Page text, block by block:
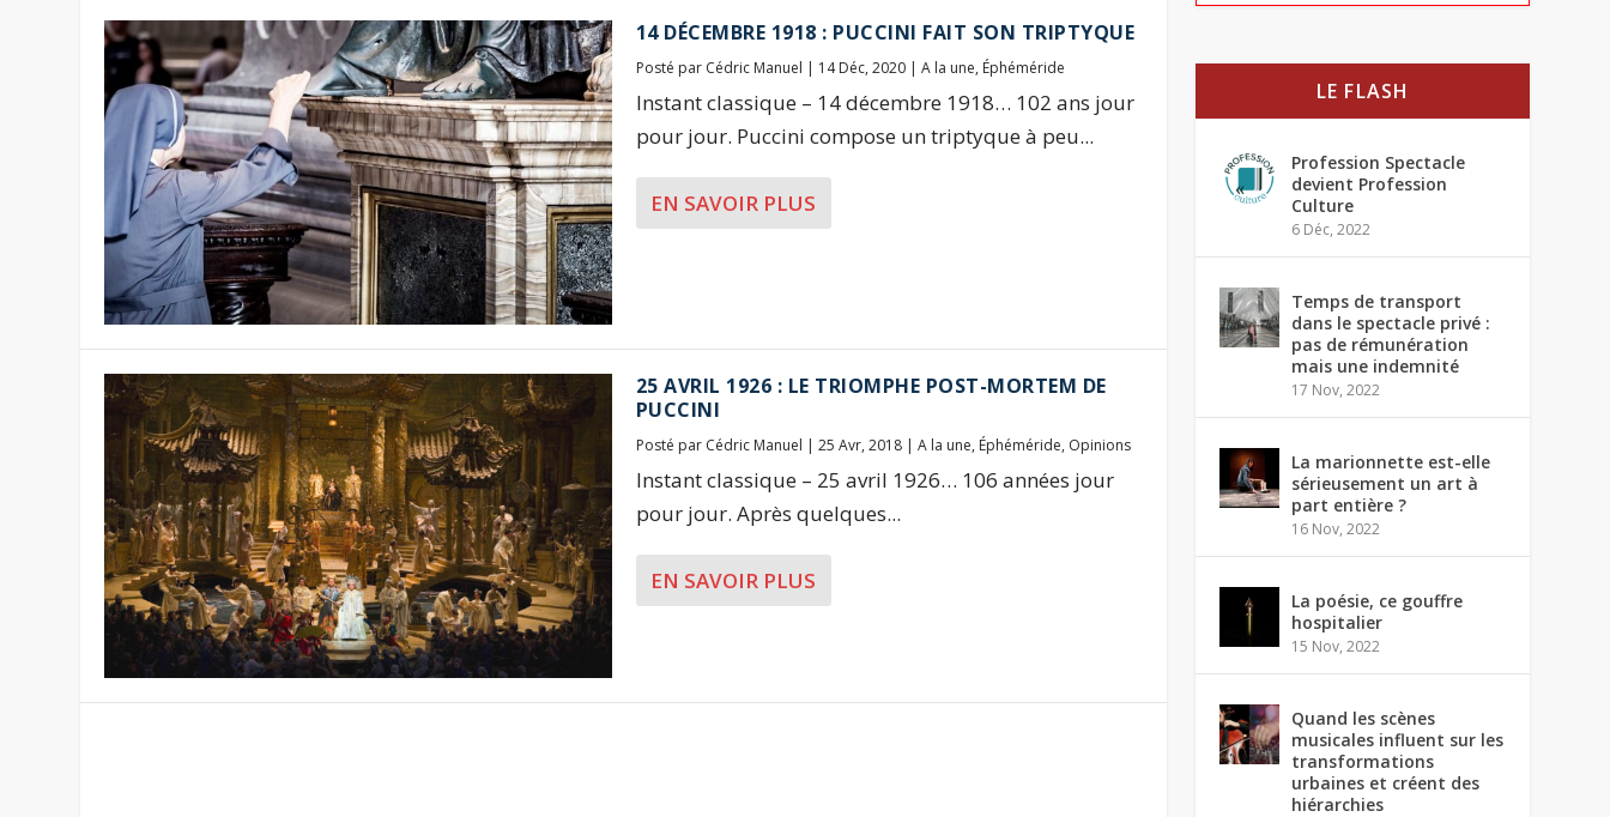
14 DÉCEMBRE 1918 : PUCCINI FAIT SON TRIPTYQUE
Posté par Cédric Manuel | 14 Déc, 2020| A la une, Éphéméride
Instant classique – 14 décembre 1918… 102 ans jour
pour jour. Puccini compose un triptyque à peu...
EN SAVOIR PLUS
25 AVRIL 1926 : LE TRIOMPHE POST-MORTEM DE
PUCCINI
Posté par Cédric Manuel | 25 Avr, 2018| A la une, Éphéméride, Opinions
Instant classique – 25 avril 1926… 106 années jour
pour jour. Après quelques...
EN SAVOIR PLUS
LE FLASH
Profession Spectacle
devient Profession
Culture
6 Déc, 2022
Temps de transport
dans le spectacle privé :
pas de rémunération
mais une indemnité
17 Nov, 2022
La marionnette est-elle
sérieusement un art à
part entière ?
16 Nov, 2022
La poésie, ce gouffre
hospitalier
15 Nov, 2022
Quand les scènes
musicales influent sur les
transformations
urbaines et créent des
hiérarchies